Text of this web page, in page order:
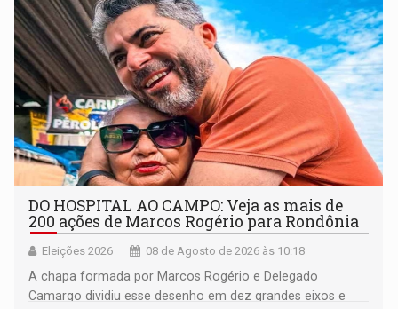
DO HOSPITAL AO CAMPO: Veja as mais de
200 ações de Marcos Rogério para Rondônia
Eleições 2026 08 de Agosto de 2026 às 10:18
A chapa formada por Marcos Rogério e Delegado
Camargo dividiu esse desenho em dez grandes eixos e